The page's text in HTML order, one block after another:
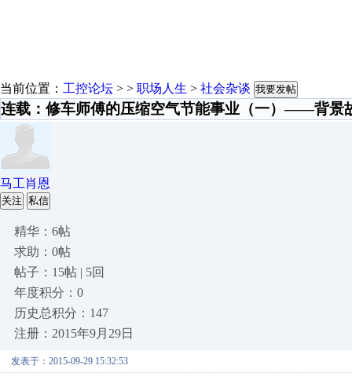
当前位置： 工控论坛 > > 职场人生 > 社会杂谈 我要发帖
连载：修车师傅的压缩空气节能事业（一）——背景
马工肖恩
关注 私信
精华：6帖
求助：0帖
帖子：15帖 | 5回
年度积分：0
历史总积分：147
注册：2015年9月29日
发表于：2015-09-29 15:32:53